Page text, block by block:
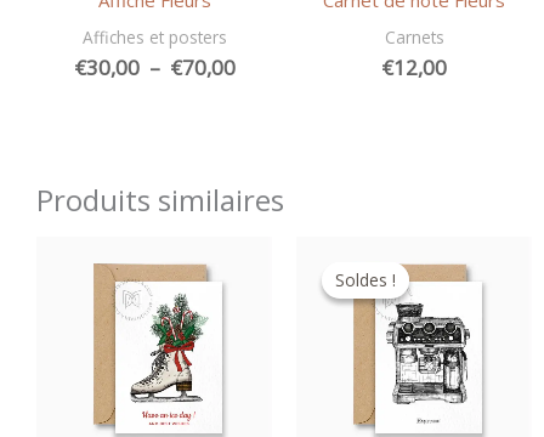
Affiches et posters
€30,00 – €70,00Plage
€70,00
Carnets
€12,00
Produits similaires
Soldes !
Soldes !